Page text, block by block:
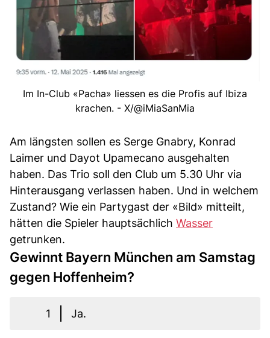
Im In-Club «Pacha» liessen es die Profis auf Ibiza
krachen. - X/@iMiaSanMia
Am längsten sollen es Serge Gnabry, Konrad
Laimer und Dayot Upamecano ausgehalten
haben. Das Trio soll den Club um 5.30 Uhr via
Hinterausgang verlassen haben. Und in welchem
Zustand? Wie ein Partygast der «Bild» mitteilt,
hätten die Spieler hauptsächlich Wasser
getrunken.
Gewinnt Bayern München am Samstag
gegen Hoffenheim?
1 Ja.